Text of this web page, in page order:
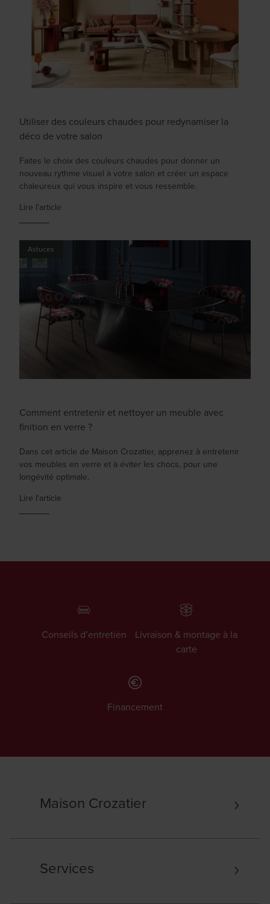
Utiliser des couleurs chaudes pour redynamiser la
déco de votre salon
Faites le choix des couleurs chaudes pour donner un
nouveau rythme visuel à votre salon et créer un espace
chaleureux qui vous inspire et vous ressemble.
Lire l'article
Astuces
Comment entretenir et nettoyer un meuble avec
finition en verre ?
Dans cet article de Maison Crozatier, apprenez à entretenir
vos meubles en verre et à éviter les chocs, pour une
longévité optimale.
Lire l'article
Conseils d’entretien
Livraison & montage à la
carte
Financement
Maison Crozatier
Services